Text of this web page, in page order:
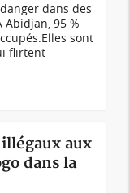
dans des
Abidjan, 95 %
sont
flirtent
aux
dans la